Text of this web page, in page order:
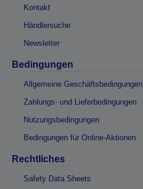
Kontakt
Händlersuche
Newsletter
Bedingungen
Allgemeine Geschäftsbedingungen
Zahlungs- und Lieferbedingungen
Nutzungsbedingungen
Bedingungen für Online-Aktionen
Rechtliches
Safety Data Sheets